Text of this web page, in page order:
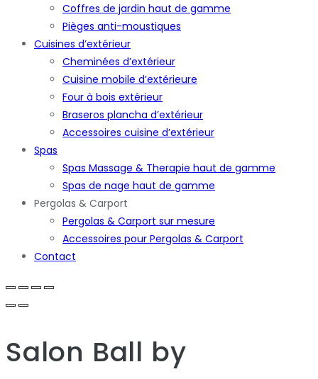
Coffres de jardin haut de gamme
Pièges anti-moustiques
Cuisines d’extérieur
Cheminées d’extérieur
Cuisine mobile d’extérieure
Four à bois extérieur
Braseros plancha d’extérieur
Accessoires cuisine d’extérieur
Spas
Spas Massage & Therapie haut de gamme
Spas de nage haut de gamme
Pergolas & Carport
Pergolas & Carport sur mesure
Accessoires pour Pergolas & Carport
Contact
Salon Ball by